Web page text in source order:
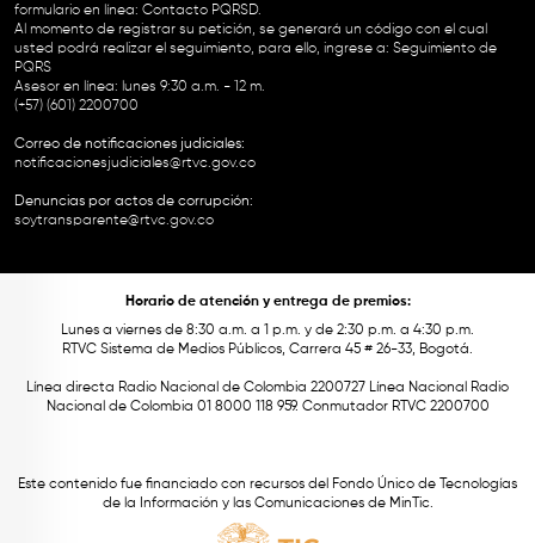
formulario en línea: Contacto PQRSD.
Al momento de registrar su petición, se generará un código con el cual
usted podrá realizar el seguimiento, para ello, ingrese a: Seguimiento de
PQRS
Asesor en línea: lunes 9:30 a.m. - 12 m.
(+57) (601) 2200700
Correo de notificaciones judiciales:
notificacionesjudiciales@rtvc.gov.co
Denuncias por actos de corrupción:
soytransparente@rtvc.gov.co
Horario de atención y entrega de premios:
Lunes a viernes de 8:30 a.m. a 1 p.m. y de 2:30 p.m. a 4:30 p.m.
RTVC Sistema de Medios Públicos, Carrera 45 # 26-33, Bogotá.
Línea directa Radio Nacional de Colombia 2200727 Línea Nacional Radio
Nacional de Colombia 01 8000 118 959. Conmutador RTVC 2200700
Este contenido fue financiado con recursos del Fondo Único de Tecnologías
de la Información y las Comunicaciones de MinTic.